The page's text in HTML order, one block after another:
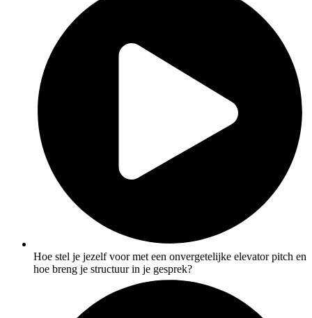
Hoe stel je jezelf voor met een onvergetelijke elevator pitch en
hoe breng je structuur in je gesprek?